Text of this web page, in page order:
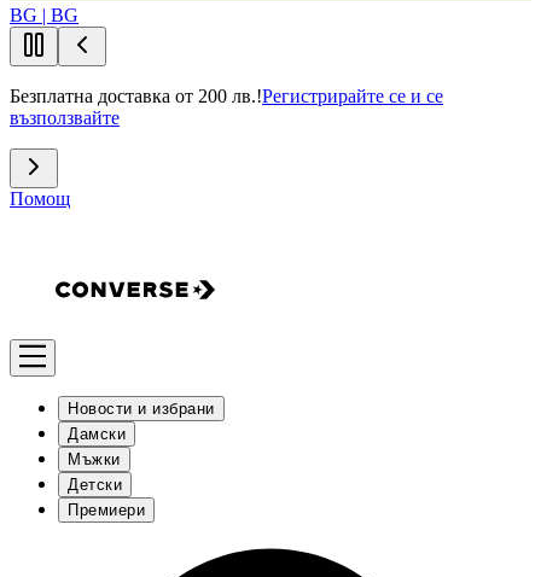
BG | BG
Безплатна доставка от 200 лв.!Регистрирайте се и се
възползвайте
Помощ
Новости и избрани
Дамски
Мъжки
Детски
Премиери